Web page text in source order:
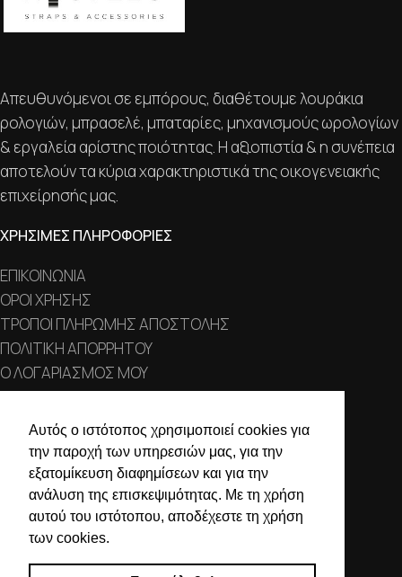
Αυτός ο ιστότοπος χρησιμοποιεί cookies για
την παροχή των υπηρεσιών μας, για την
εξατομίκευση διαφημίσεων και για την
ανάλυση της επισκεψιμότητας. Με τη χρήση
αυτού του ιστότοπου, αποδέχεστε τη χρήση
των cookies.
Απευθυνόμενοι σε εμπόρους, διαθέτουμε λουράκια
ρολογιών, μπρασελέ, μπαταρίες, μηχανισμούς ωρολογίων
& εργαλεία αρίστης ποιότητας. Η αξιοπιστία & η συνέπεια
αποτελούν τα κύρια χαρακτηριστικά της οικογενειακής
επιχείρησής μας.
ΧΡΗΣΙΜΕΣ ΠΛΗΡΟΦΟΡΙΕΣ
ΕΠΙΚΟΙΝΩΝΙΑ
ΟΡΟΙ ΧΡΗΣΗΣ
ΤΡΟΠΟΙ ΠΛΗΡΩΜΗΣ ΑΠΟΣΤΟΛΗΣ
ΠΟΛΙΤΙΚΗ ΑΠΟΡΡΗΤΟΥ
Ο ΛΟΓΑΡΙΑΣΜΟΣ ΜΟΥ
Χαλκιδικής 19, 546 43,
Θεσσαλονίκη
2310 839 188
2310 850 606